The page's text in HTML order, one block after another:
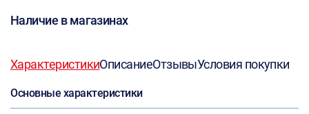
Наличие в магазинах
ХарактеристикиОписаниеОтзывыУсловия покупки
Основные характеристики